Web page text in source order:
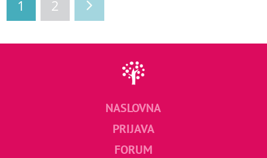
1 2
NASLOVNA
PRIJAVA
FORUM